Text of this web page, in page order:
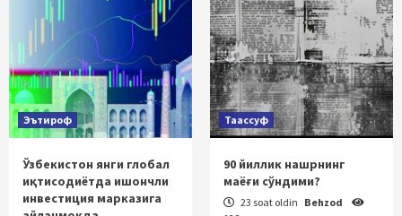
Эътироф
Ўзбекистон янги глобал
иқтисодиётда ишончли
инвестиция марказига
Таассуф
90 йиллик нашрнинг
маёғи сўндими?
23 soat oldin Behzod